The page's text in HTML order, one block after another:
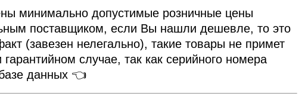
минимально допустимые розничные цены
поставщиком, если Вы нашли дешевле, то это
(завезен нелегально), такие товары не примет
случае, так как серийного номера
данных 👈